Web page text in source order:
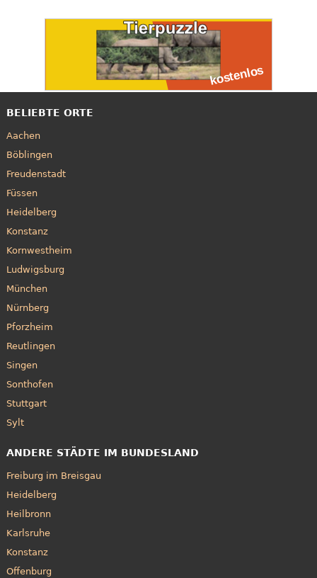
BELIEBTE ORTE
Aachen
Böblingen
Freudenstadt
Füssen
Heidelberg
Konstanz
Kornwestheim
Ludwigsburg
München
Nürnberg
Pforzheim
Reutlingen
Singen
Sonthofen
Stuttgart
Sylt
ANDERE STÄDTE IM BUNDESLAND
Freiburg im Breisgau
Heidelberg
Heilbronn
Karlsruhe
Konstanz
Offenburg